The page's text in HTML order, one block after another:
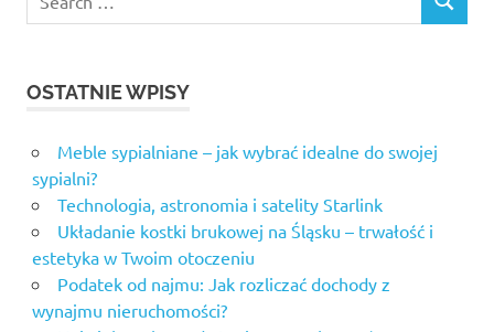
for:
SEARCH
OSTATNIE WPISY
Meble sypialniane – jak wybrać idealne do swojej
sypialni?
Technologia, astronomia i satelity Starlink
Układanie kostki brukowej na Śląsku – trwałość i
estetyka w Twoim otoczeniu
Podatek od najmu: Jak rozliczać dochody z
wynajmu nieruchomości?